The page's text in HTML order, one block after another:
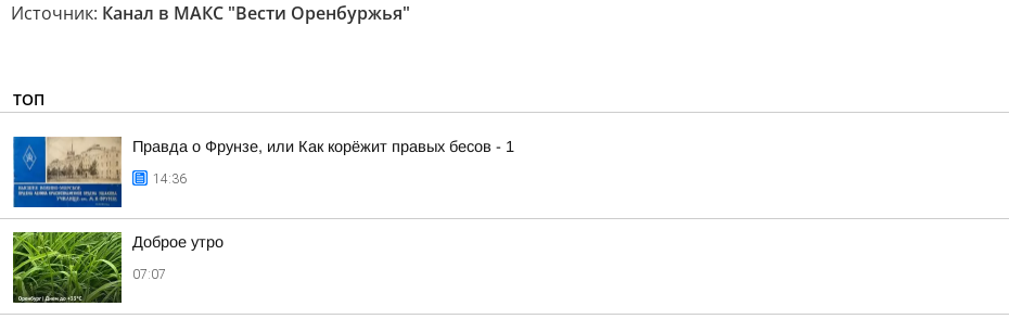
Источник: Канал в МАКС "Вести Оренбуржья"
ТОП
Правда о Фрунзе, или Как корёжит правых бесов - 1
14:36
Доброе утро
07:07